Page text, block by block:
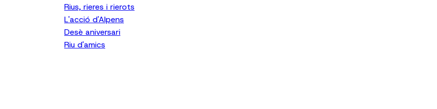
Rius, rieres i rierots
L'acció d'Alpens
Desè aniversari
Riu d'amics